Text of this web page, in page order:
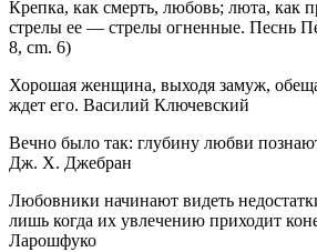
Крепка, как смерть, любовь; люта, как
стрелы ее — стрелы огненные. Песнь
8, cm. 6)
Хорошая женщина, выходя замуж,
ждет его. Василий Ключевский
Вечно было так: глубину любви
Дж. Х. Джебран
Любовники начинают видеть
лишь когда их увлечению приходит
Ларошфуко